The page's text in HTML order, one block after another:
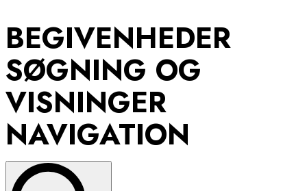
BEGIVENHEDER
SØGNING OG
VISNINGER
NAVIGATION